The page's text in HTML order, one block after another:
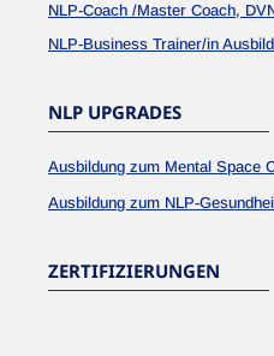
NLP-Coach /Master Coach,
NLP-Business Trainer/in
NLP UPGRADES
Ausbildung zum Mental Space
Ausbildung zum NLP-
ZERTIFIZIERUNGEN